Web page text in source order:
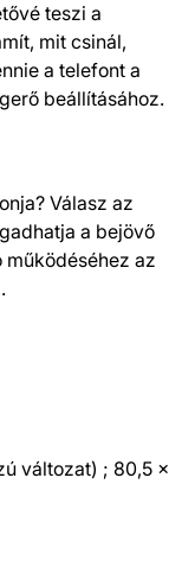
teszi a
mit csinál,
a telefont a
beállításához.
Válasz az
a bejövő
működéséhez az
változat) ; 80,5 x